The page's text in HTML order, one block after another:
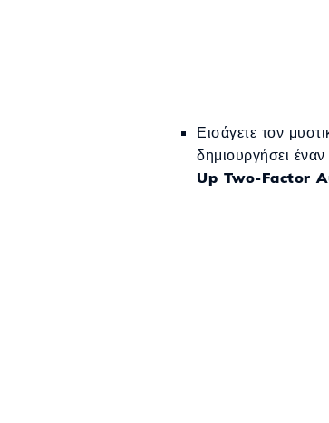
Εισάγετε τον
δημιουργήσει
Up Two-Factor